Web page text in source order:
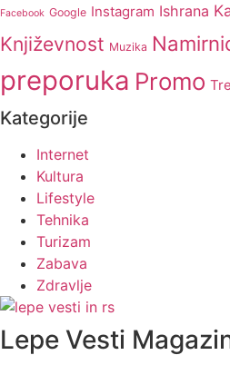
Facebook Google Instagram Ishrana
Književnost Muzika
preporuka Promo
Kategorije
Internet
Kultura
Lifestyle
Tehnika
Turizam
Zabava
Zdravlje
Lepe Vesti